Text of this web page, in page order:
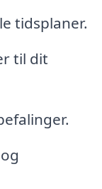
tidsplaner.
til dit